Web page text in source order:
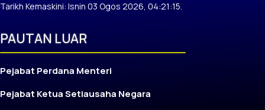
Tarikh Kemaskini: Isnin 03 Ogos 2026, 04:21:15.
PAUTAN LUAR
Pejabat Perdana Menteri
Pejabat Ketua Setiausaha Negara